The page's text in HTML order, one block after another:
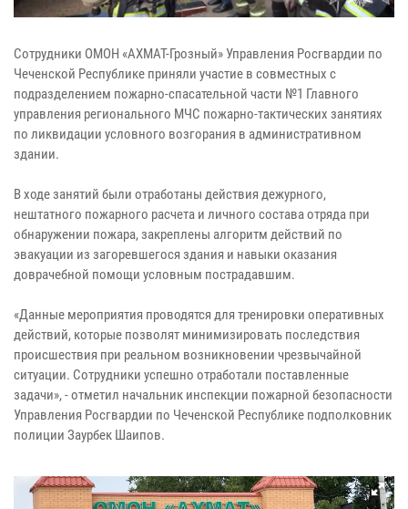
Сотрудники ОМОН «АХМАТ-Грозный» Управления Росгвардии по
Чеченской Республике приняли участие в совместных с
подразделением пожарно-спасательной части №1 Главного
управления регионального МЧС пожарно-тактических занятиях
по ликвидации условного возгорания в административном
здании.
В ходе занятий были отработаны действия дежурного,
нештатного пожарного расчета и личного состава отряда при
обнаружении пожара, закреплены алгоритм действий по
эвакуации из загоревшегося здания и навыки оказания
доврачебной помощи условным пострадавшим.
«Данные мероприятия проводятся для тренировки оперативных
действий, которые позволят минимизировать последствия
происшествия при реальном возникновении чрезвычайной
ситуации. Сотрудники успешно отработали поставленные
задачи», - отметил начальник инспекции пожарной безопасности
Управления Росгвардии по Чеченской Республике подполковник
полиции Заурбек Шаипов.